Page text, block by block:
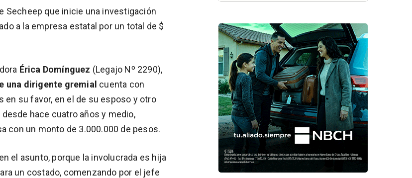
Secheep que inicie una investigación
a la empresa estatal por un total de $
Érica Domínguez (Legajo Nº 2290),
una dirigente gremial cuenta con
su favor, en el de su esposo y otro
hace cuatro años y medio,
con un monto de 3.000.000 de pesos.
el asunto, porque la involucrada es hija
un costado, comenzando por el jefe